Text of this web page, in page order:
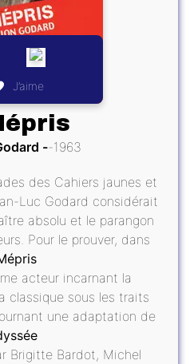
J’aime
1963
des Cahiers jaunes et
Luc Godard considérait
absolu et le parangon
Pour le prouver, dans
acteur incarnant la
classique sous les traits
une adaptation de
Brigitte Bardot, Michel